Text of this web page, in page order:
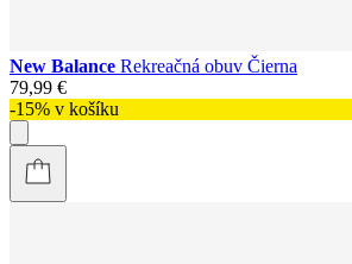
New Balance Rekreačná obuv Čierna
79,99 €
-15% v košíku